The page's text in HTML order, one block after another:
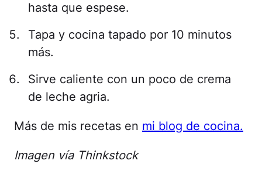
hasta que espese.
Tapa y cocina tapado por 10 minutos
más.
Sirve caliente con un poco de crema
de leche agria.
Más de mis recetas en mi blog de cocina.
Imagen vía Thinkstock